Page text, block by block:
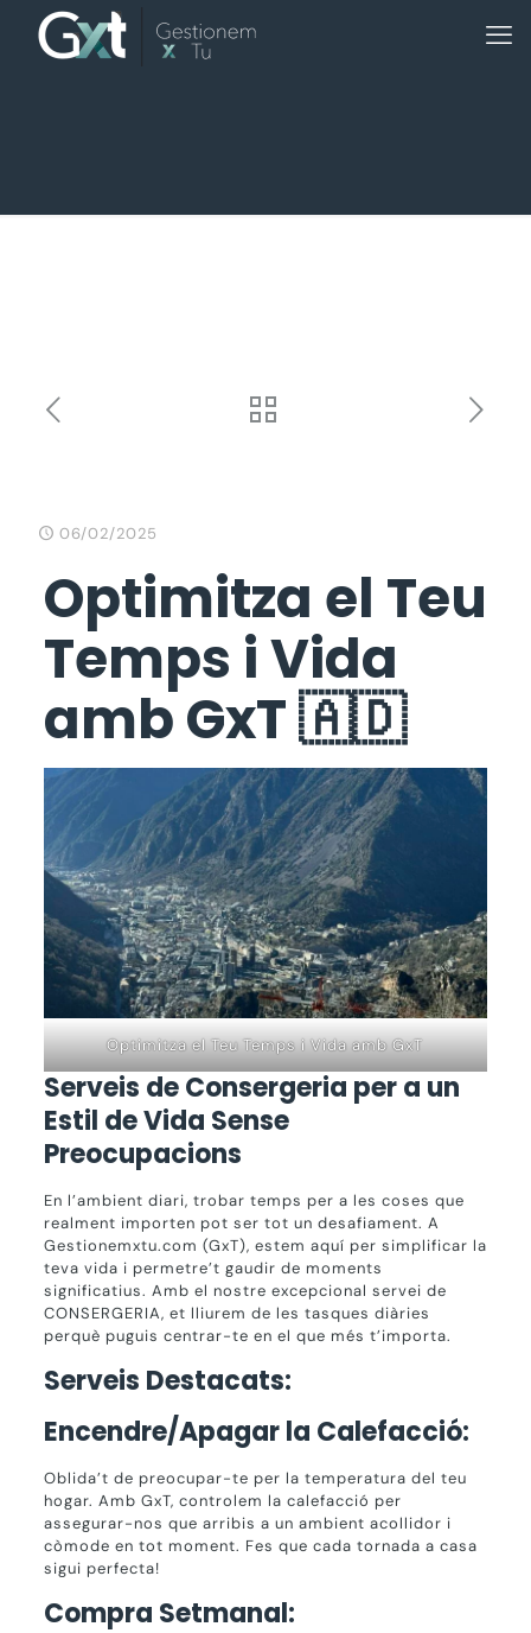
06/02/2025
Optimitza el Teu
Temps i Vida
amb GxT 🇦🇩
Optimitza el Teu Temps i Vida amb GxT
Serveis de Consergeria per a un
Estil de Vida Sense
Preocupacions
En l’ambient diari, trobar temps per a les coses que
realment importen pot ser tot un desafiament. A
Gestionemxtu.com (GxT), estem aquí per simplificar la
teva vida i permetre’t gaudir de moments
significatius. Amb el nostre excepcional servei de
CONSERGERIA, et lliurem de les tasques diàries
perquè puguis centrar-te en el que més t’importa.
Serveis Destacats:
Encendre/Apagar la Calefacció:
Oblida’t de preocupar-te per la temperatura del teu
hogar. Amb GxT, controlem la calefacció per
assegurar-nos que arribis a un ambient acollidor i
còmode en tot moment. Fes que cada tornada a casa
sigui perfecta!
Compra Setmanal: